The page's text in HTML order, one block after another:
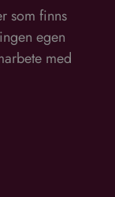
som finns
egen
med